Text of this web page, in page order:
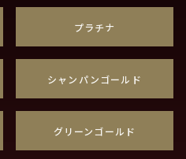
プラチナ
シャンパンゴールド
グリーンゴールド